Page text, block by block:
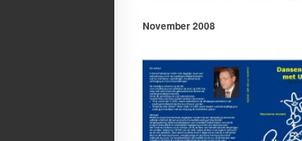
November 2008